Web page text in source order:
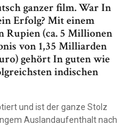
ganzer film. War In
Erfolg? Mit einem
Rupien (ca. 5 Millionen
von 1,35 Milliarden
gehört In guten wie
indischen
und ist der ganze Stolz
Auslandaufenthalt nach